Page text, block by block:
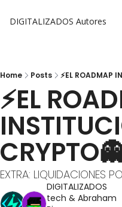
DIGITALIZADOS Autores
Home Posts ⚡EL ROADMAP
⚡EL
EXTRA: LIQUIDACIONES
DIGITALIZADOS
tech & Abraham